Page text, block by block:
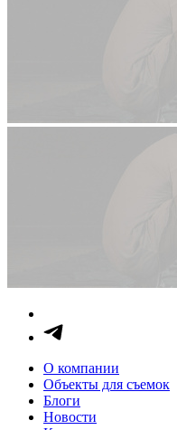
О компании
Объекты для съемок
Блоги
Новости